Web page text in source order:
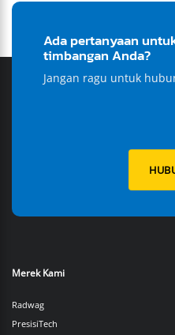
Ada pertanyaan
timbangan Anda?
Jangan ragu untuk
Merek Kami
Radwag
PresisiTech